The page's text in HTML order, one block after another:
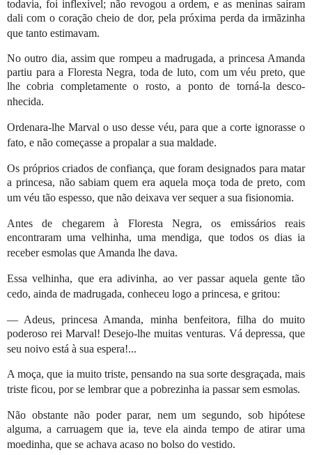
todavia, foi inflexível; não revogou a ordem, e as meninas saíram
dali com o coração cheio de dor, pela próxima perda da irmãzinha
que tanto estimavam.
No outro dia, assim que rompeu a madrugada, a princesa Amanda
partiu para a Floresta Negra, toda de luto, com um véu preto, que
lhe cobria completamente o rosto, a ponto de torná-la desco­
nhecida.
Ordenara-lhe Marval o uso desse véu, para que a corte ignorasse o
fato, e não começasse a propalar a sua maldade.
Os próprios criados de confiança, que foram designados para matar
a princesa, não sabiam quem era aquela moça toda de preto, com
um véu tão espesso, que não deixava ver sequer a sua fisionomia.
Antes de chegarem à
Floresta Negra, os emissários reais
encontraram uma velhinha, uma mendiga, que todos os dias ia
receber esmolas que Amanda lhe dava.
Essa velhinha, que era adivinha, ao ver passar aquela gente tão
cedo, ainda de madrugada, conheceu logo a princesa, e gritou:
— Adeus, princesa Amanda, minha benfeitora, filha do muito
poderoso rei Marval! Desejo-lhe muitas venturas. Vá depressa, que
seu noivo está à sua espera!...
A moça, que ia muito triste, pensando na sua sorte desgraçada, mais
triste ficou, por se lembrar que a pobrezinha ia passar sem esmolas.
Não obstante não poder parar, nem um segundo, sob hipótese
alguma, a carruagem que ia, teve ela ainda tempo de atirar uma
moedinha, que se achava acaso no bolso do vestido.